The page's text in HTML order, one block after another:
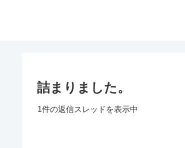
詰まりました。
1件の返信スレッドを表示中